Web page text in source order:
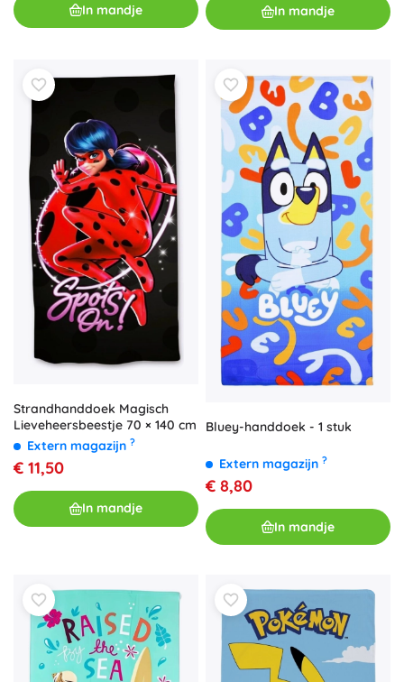
In mandje In mandje
Strandhanddoek Magisch
Lieveheersbeestje 70 × 140 cm
Extern magazijn ?
€ 11,50
In mandje
Bluey-handdoek - 1 stuk
Extern magazijn ?
€ 8,80
In mandje